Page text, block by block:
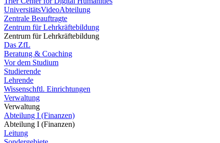
UniversitätsVideoAbteilung
Zentrale Beauftragte
Zentrum für Lehrkräftebildung
Zentrum für Lehrkräftebildung
Das ZfL
Beratung & Coaching
Vor dem Studium
Studierende
Lehrende
Wissenschftl. Einrichtungen
Verwaltung
Verwaltung
Abteilung I (Finanzen)
Abteilung I (Finanzen)
Leitung